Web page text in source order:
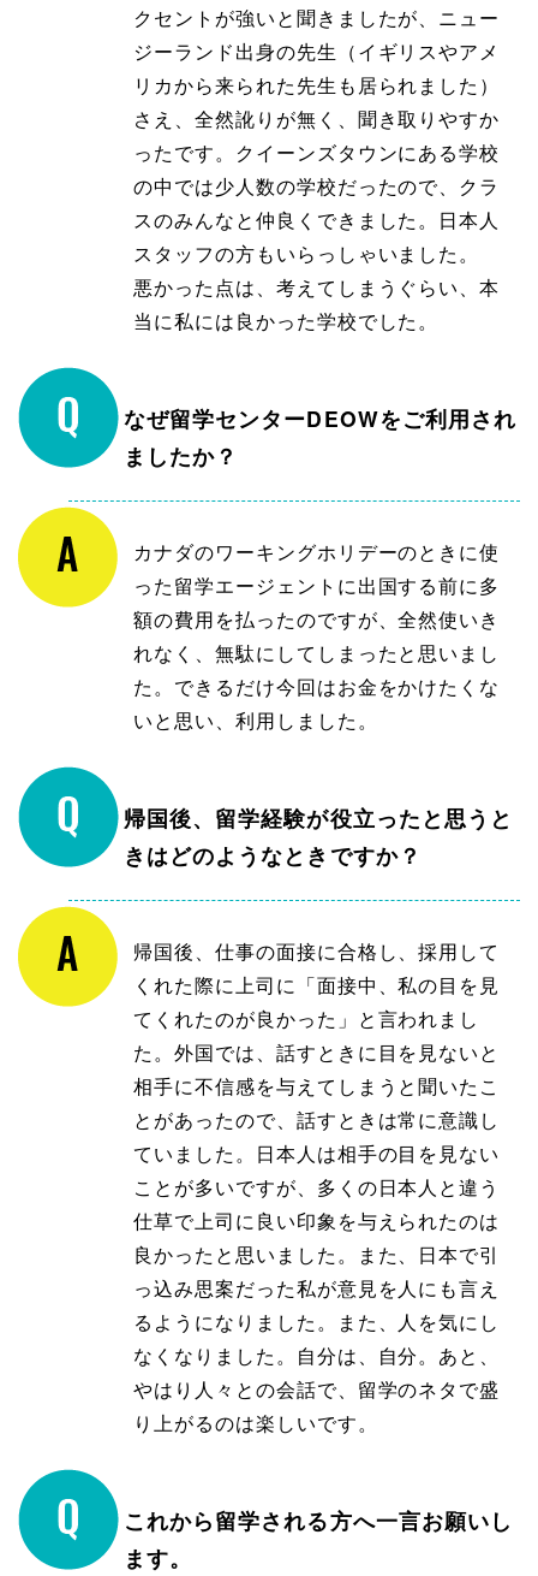
クセントが強いと聞きましたが、ニュー
ジーランド出身の先生（イギリスやアメ
リカから来られた先生も居られました）
さえ、全然訛りが無く、聞き取りやすか
ったです。クイーンズタウンにある学校
の中では少人数の学校だったので、クラ
スのみんなと仲良くできました。日本人
スタッフの方もいらっしゃいました。
悪かった点は、考えてしまうぐらい、本
当に私には良かった学校でした。
なぜ留学センターDEOWをご利用され
ましたか？
カナダのワーキングホリデーのときに使
った留学エージェントに出国する前に多
額の費用を払ったのですが、全然使いき
れなく、無駄にしてしまったと思いまし
た。できるだけ今回はお金をかけたくな
いと思い、利用しました。
帰国後、留学経験が役立ったと思うと
きはどのようなときですか？
帰国後、仕事の面接に合格し、採用して
くれた際に上司に「面接中、私の目を見
てくれたのが良かった」と言われまし
た。外国では、話すときに目を見ないと
相手に不信感を与えてしまうと聞いたこ
とがあったので、話すときは常に意識し
ていました。日本人は相手の目を見ない
ことが多いですが、多くの日本人と違う
仕草で上司に良い印象を与えられたのは
良かったと思いました。また、日本で引
っ込み思案だった私が意見を人にも言え
るようになりました。また、人を気にし
なくなりました。自分は、自分。あと、
やはり人々との会話で、留学のネタで盛
り上がるのは楽しいです。
これから留学される方へ一言お願いし
ます。